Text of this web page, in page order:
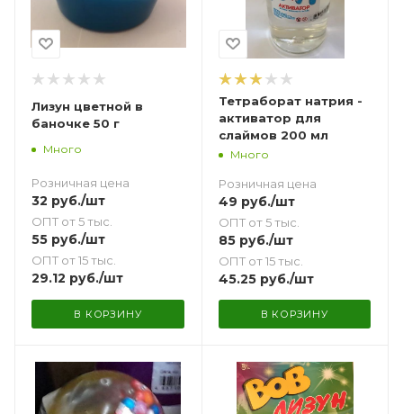
Лизун цветной в
баночке 50 г
Много
Розничная цена
32 руб./шт
ОПТ от 5 тыс.
55 руб./шт
ОПТ от 15 тыс.
29.12 руб./шт
В КОРЗИНУ
Тетраборат натрия -
активатор для
слаймов 200 мл
Много
Розничная цена
49 руб./шт
ОПТ от 5 тыс.
85руб./шт
ОПТ от 15 тыс.
45.25руб./шт
В КОРЗИНУ